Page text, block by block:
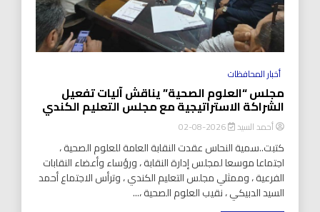
أخبار المحافظات
مجلس “العلوم الصحية” يناقش آليات تفعيل
الشراكة الاستراتيجية مع مجلس التعليم الكندي
أحمد السيد 2026-08-02
كتبت..سمية النحاس عقدت النقابة العامة للعلوم الصحية ،
اجتماعا موسعا لمجلس إدارة النقابة ، ورؤساء وأعضاء النقابات
الفرعية ، وممثلي مجلس التعليم الكندي ، وترأس الاجتماع أحمد
السيد الدبيكي ، نقيب العلوم الصحية ،...